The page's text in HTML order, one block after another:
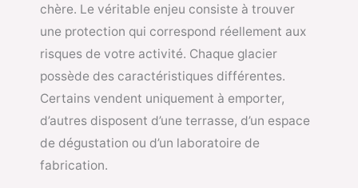
chère. Le véritable enjeu consiste à trouver
une protection qui correspond réellement aux
risques de votre activité. Chaque glacier
possède des caractéristiques différentes.
Certains vendent uniquement à emporter,
d’autres disposent d’une terrasse, d’un espace
de dégustation ou d’un laboratoire de
fabrication.